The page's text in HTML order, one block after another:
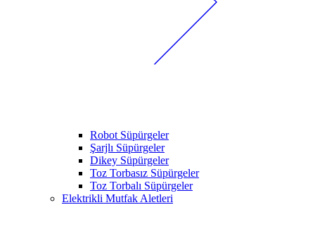
Robot Süpürgeler
Şarjlı Süpürgeler
Dikey Süpürgeler
Toz Torbasız Süpürgeler
Toz Torbalı Süpürgeler
Elektrikli Mutfak Aletleri